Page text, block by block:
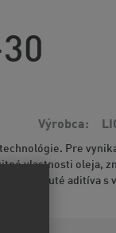
Výrobca
Pre
vlastnosti oleja,
Obsiahnuté aditíva s